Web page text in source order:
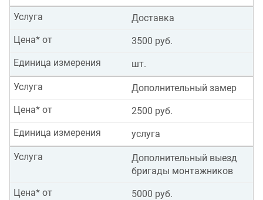
Доставка
Услуга
3500 руб.
Цена* от
шт.
Единица измерения
Дополнительный замер
Услуга
2500 руб.
Цена* от
услуга
Единица измерения
Дополнительный выезд
бригады монтажников
Услуга
5000 руб.
Цена* от